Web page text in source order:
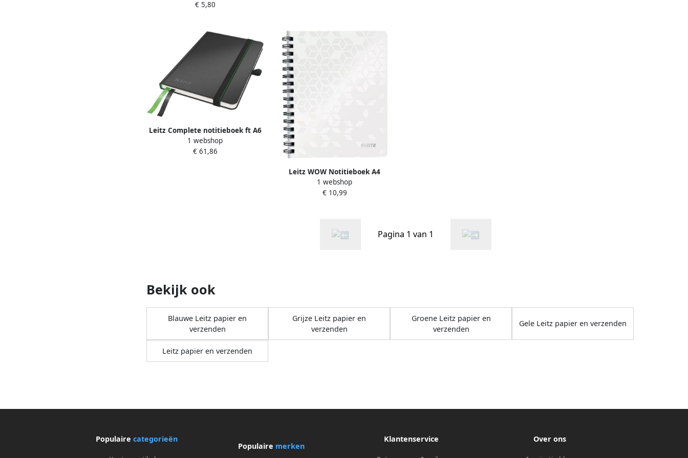
€ 5,80
Leitz Complete notitieboek ft A6
harde kaft gelijnd zwart
1 webshop
€ 61,86
Leitz WOW Notitieboek A4
Gelijnd Spiraalgebonden met PP
kaft
1 webshop
€ 10,99
Pagina 1 van 1
Bekijk ook
Blauwe Leitz papier en
verzenden
Grijze Leitz papier en
verzenden
Groene Leitz papier en
verzenden
Gele Leitz papier en verzenden
Leitz papier en verzenden
Populaire categorieën
Populaire merken
Klantenservice Over ons